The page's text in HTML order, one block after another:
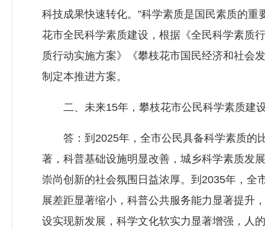
科技成果快速转化。”科学素质是国民素质的
花市全民科学素质建设，根据《全民科学素质
质行动实施方案》《攀枝花市国民经济和社会
制定本推进方案。
二、未来15年，攀枝花市公民科学素质建
答：到2025年，全市公民具备科学素质的
著，科普基础设施明显改善，城乡科学素质发
崇尚创新的社会氛围日益浓厚。到2035年，全
展差距显著缩小，科普公共服务能力显著提升
设实现新发展，科学文化软实力显著增强，人